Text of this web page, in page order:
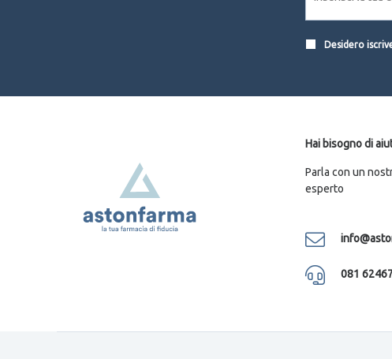
Desidero
Hai bisogno di
Parla con un
esperto
081